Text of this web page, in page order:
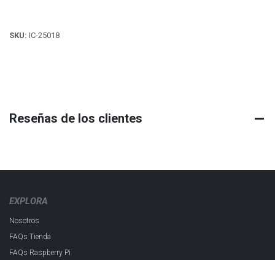
SKU: IC-25018
Reseñas de los clientes
EXPLORA
Nosotros
FAQs Tienda
FAQs Raspberry Pi